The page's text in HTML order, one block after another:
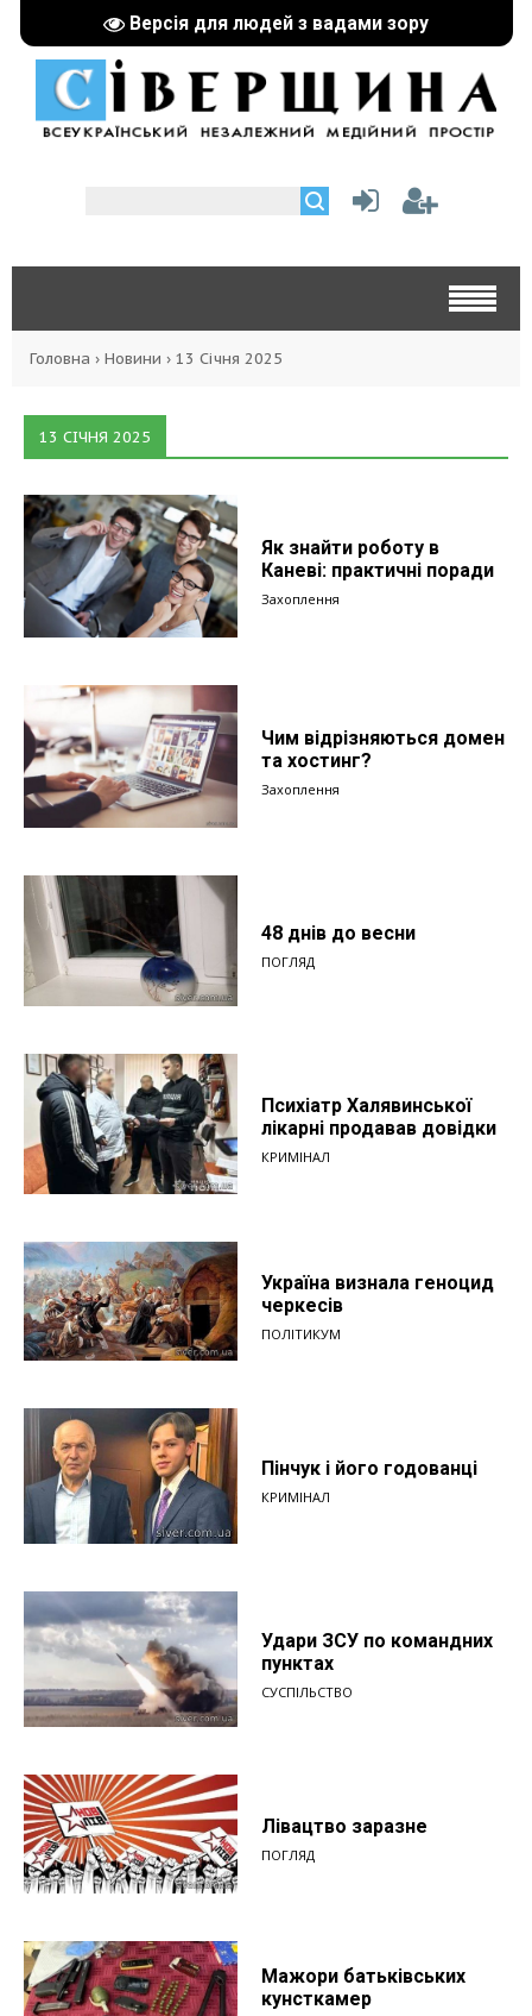
Версія для людей з вадами зору
Головна › Новини › 13 Січня 2025
13 СІЧНЯ 2025
Як знайти роботу в
Каневі: практичні поради
Захоплення
Чим відрізняються домен
та хостинг?
Захоплення
48 днів до весни
ПОГЛЯД
Психіатр Халявинської
лікарні продавав довідки
КРИМІНАЛ
Україна визнала геноцид
черкесів
ПОЛІТИКУМ
Пінчук і його годованці
КРИМІНАЛ
Удари ЗСУ по командних
пунктах
СУСПІЛЬСТВО
Лівацтво заразне
ПОГЛЯД
Мажори батьківських
кунсткамер